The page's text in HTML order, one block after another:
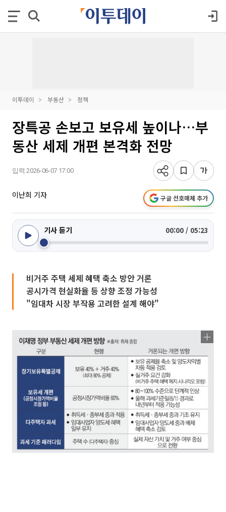
이투데이 부동산 정책
장특공 손보고 보유세 높이나…부
동산 세제 개편 본격화 전망
입력 2026-06-07 17:00
이난희 기자 구글 선호매체 추가
기사 듣기 00:00 / 05:23
비거주 주택 세제 혜택 축소 방안 거론
공시가격 현실화율 등 상향 조정 가능성
"임대차 시장 부작용 고려한 설계 해야"